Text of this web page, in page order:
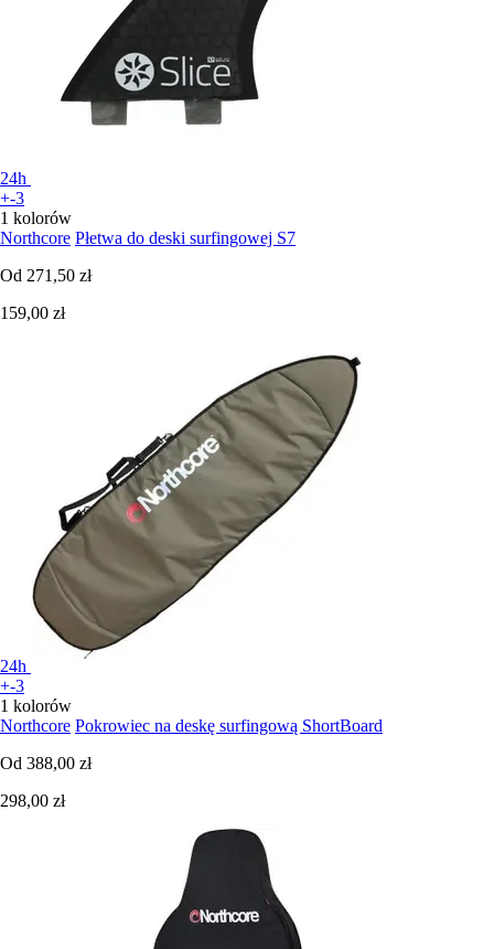
24h
+-3
1 kolorów
Northcore Płetwa do deski surfingowej S7
Od 271,50 zł
159,00 zł
24h
+-3
1 kolorów
Northcore Pokrowiec na deskę surfingową ShortBoard
Od 388,00 zł
298,00 zł